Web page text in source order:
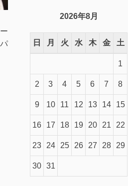
2026年8月
日 月 火 水 木 金 土
1
2 3 4 5 6 7 8
9 10 11 12 13 14 15
16 17 18 19 20 21 22
23 24 25 26 27 28 29
30 31